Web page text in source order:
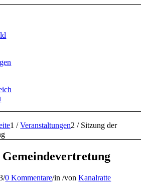
1 / Veranstaltungen2 / Sitzung der
/0 Kommentare/in/vonKanalratte